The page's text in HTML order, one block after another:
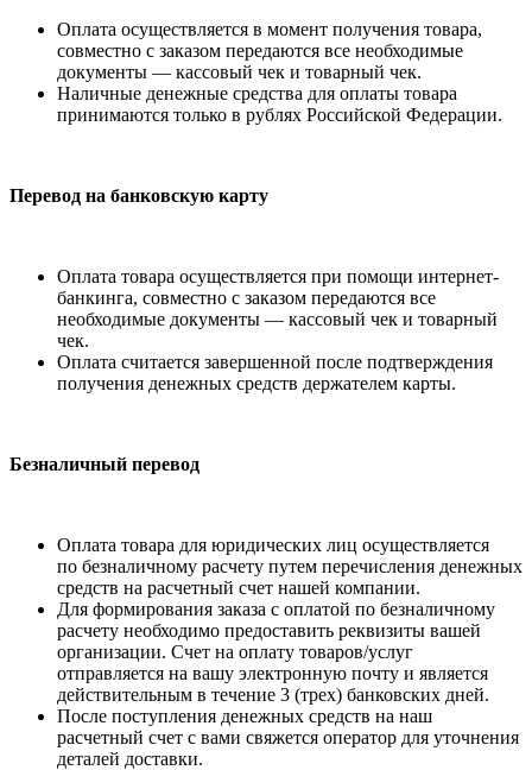
Оплата осуществляется в момент получения товара,
совместно с заказом передаются все необходимые
документы — кассовый чек и товарный чек.
Наличные денежные средства для оплаты товара
принимаются только в рублях Российской Федерации.
Перевод на банковскую карту
Оплата товара осуществляется при помощи интернет-
банкинга, совместно с заказом передаются все
необходимые документы — кассовый чек и товарный
чек.
Оплата считается завершенной после подтверждения
получения денежных средств держателем карты.
Безналичный перевод
Оплата товара для юридических лиц осуществляется
по безналичному расчету путем перечисления денежных
средств на расчетный счет нашей компании.
Для формирования заказа с оплатой по безналичному
расчету необходимо предоставить реквизиты вашей
организации. Счет на оплату товаров/услуг
отправляется на вашу электронную почту и является
действительным в течение 3 (трех) банковских дней.
После поступления денежных средств на наш
расчетный счет с вами свяжется оператор для уточнения
деталей доставки.